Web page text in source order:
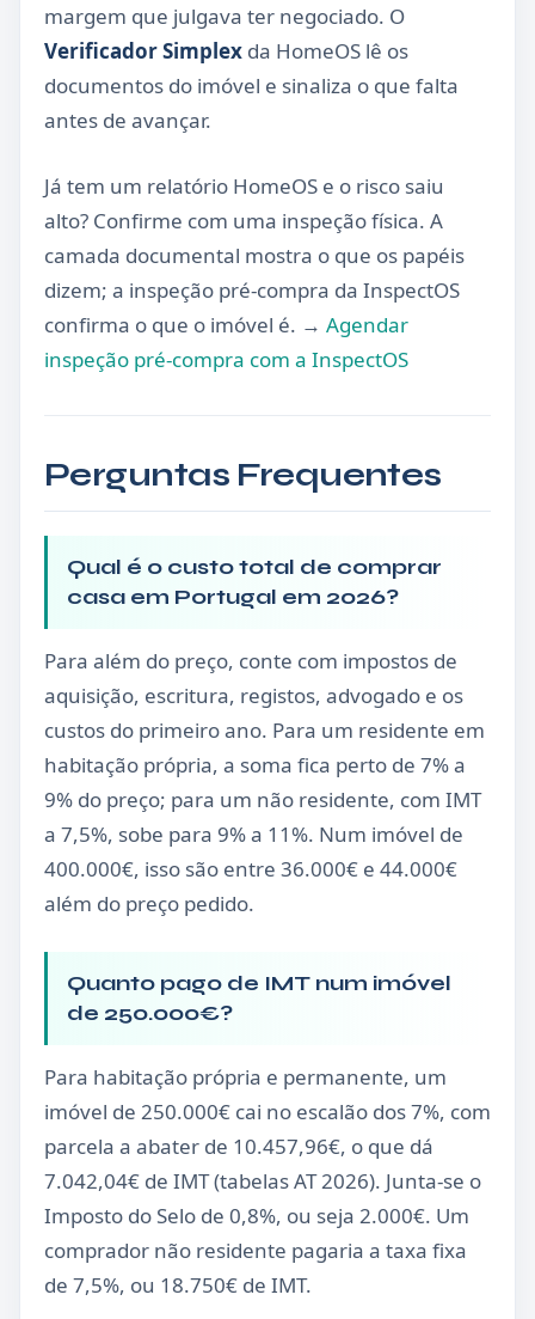
margem que julgava ter negociado. O
Verificador Simplex da HomeOS lê os
documentos do imóvel e sinaliza o que falta
antes de avançar.
Já tem um relatório HomeOS e o risco saiu
alto? Confirme com uma inspeção física. A
camada documental mostra o que os papéis
dizem; a inspeção pré-compra da InspectOS
confirma o que o imóvel é. → Agendar
inspeção pré-compra com a InspectOS
Perguntas Frequentes
Qual é o custo total de comprar
casa em Portugal em 2026?
Para além do preço, conte com impostos de
aquisição, escritura, registos, advogado e os
custos do primeiro ano. Para um residente em
habitação própria, a soma fica perto de 7% a
9% do preço; para um não residente, com IMT
a 7,5%, sobe para 9% a 11%. Num imóvel de
400.000€, isso são entre 36.000€ e 44.000€
além do preço pedido.
Quanto pago de IMT num imóvel
de 250.000€?
Para habitação própria e permanente, um
imóvel de 250.000€ cai no escalão dos 7%, com
parcela a abater de 10.457,96€, o que dá
7.042,04€ de IMT (tabelas AT 2026). Junta-se o
Imposto do Selo de 0,8%, ou seja 2.000€. Um
comprador não residente pagaria a taxa fixa
de 7,5%, ou 18.750€ de IMT.